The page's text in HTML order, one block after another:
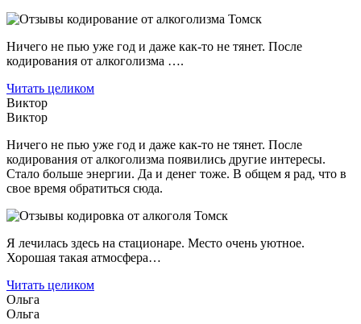
Ничего не пью уже год и даже как-то не тянет. После
кодирования от алкоголизма ….
Читать целиком
Виктор
Виктор
Ничего не пью уже год и даже как-то не тянет. После
кодирования от алкоголизма появились другие интересы.
Стало больше энергии. Да и денег тоже. В общем я рад, что в
свое время обратиться сюда.
Я лечилась здесь на стационаре. Место очень уютное.
Хорошая такая атмосфера…
Читать целиком
Ольга
Ольга